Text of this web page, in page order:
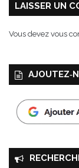
t
é
LAISSER UN
Vous devez vous